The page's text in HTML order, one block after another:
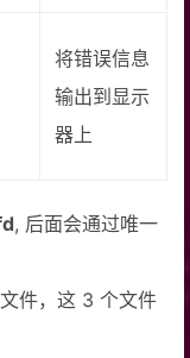
将错误信息
输出到显示
器上
, 后面会通过唯一
件，这 3 个文件